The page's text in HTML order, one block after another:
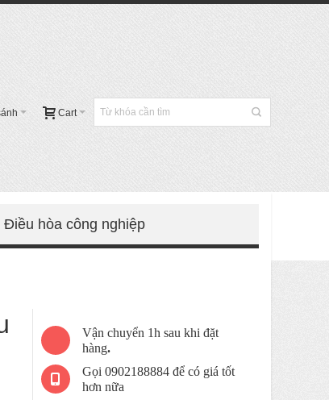
Cart
Điều hòa công nghiệp
Vận chuyển 1h sau khi đặt
hàng.
Gọi 0902188884 để có giá tốt
hơn nữa